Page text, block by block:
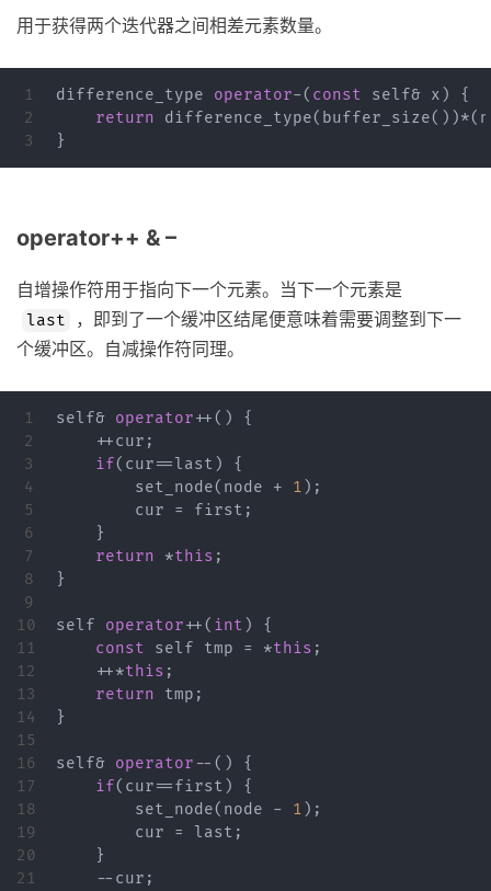
用于获得两个迭代器之间相差元素数量。
1
2
difference_type operator-( const self& x )
{
return
difference_type( buffer_size())*(
}
operator++ & –
自增操作符用于指向下一个元素。当下一个元素是
last
，即到了一个缓冲区结尾便意味着需要调整到下一
个缓冲区。自减操作符同理。
1
2
3
4
5
6
7
8
9
10
11
12
13
14
15
16
17
18
19
20
21
self& operator++()
{
++cur ;
if( cur==last )
{
set_node( node + 1 );
cur
= first ;
}
return
*this ;
}
self operator++( int )
{
const
self tmp = *this ;
++*this ;
return
tmp ;
}
self& operator -- ()
{
if( cur==first )
{
set_node( node - 1 );
cur
= last ;
}
-- cur ;